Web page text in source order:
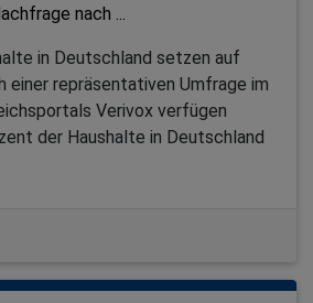
nach ...
in Deutschland setzen auf
einer repräsentativen Umfrage im
Verivox verfügen
der Haushalte in Deutschland